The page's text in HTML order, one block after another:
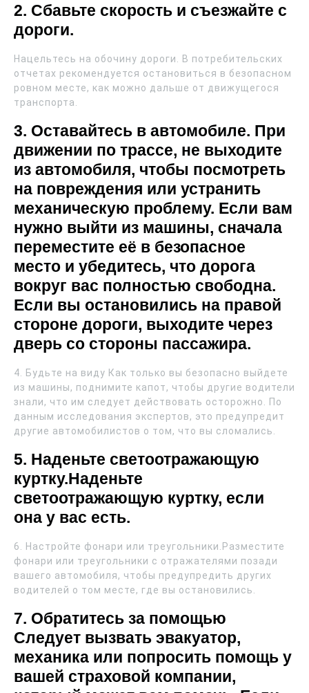
2. Сбавьте скорость и съезжайте с
дороги.
Нацельтесь на обочину дороги. В потребительских
отчетах рекомендуется остановиться в безопасном
ровном месте, как можно дальше от движущегося
транспорта.
3. Оставайтесь в автомобиле. При
движении по трассе, не выходите
из автомобиля, чтобы посмотреть
на повреждения или устранить
механическую проблему. Если вам
нужно выйти из машины, сначала
переместите её в безопасное
место и убедитесь, что дорога
вокруг вас полностью свободна.
Если вы остановились на правой
стороне дороги, выходите через
дверь со стороны пассажира.
4. Будьте на виду Как только вы безопасно выйдете
из машины, поднимите капот, чтобы другие водители
знали, что им следует действовать осторожно. По
данным исследования экспертов, это предупредит
другие автомобилистов о том, что вы сломались.
5. Наденьте светоотражающую
куртку.Наденьте
светоотражающую куртку, если
она у вас есть.
6. Настройте фонари или треугольники.Разместите
фонари или треугольники с отражателями позади
вашего автомобиля, чтобы предупредить других
водителей о том месте, где вы остановились.
7. Обратитесь за помощью
Следует вызвать эвакуатор,
механика или попросить помощь у
вашей страховой компании,